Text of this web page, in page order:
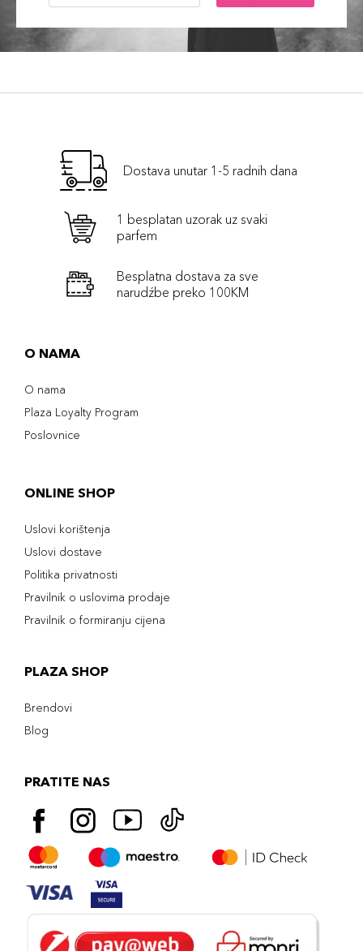
Dostava unutar 1-5 radnih dana
1 besplatan uzorak uz svaki
parfem
Besplatna dostava za sve
narudźbe preko 100KM
O NAMA
O nama
Plaza Loyalty Program
Poslovnice
ONLINE SHOP
Uslovi korištenja
Uslovi dostave
Politika privatnosti
Pravilnik o uslovima prodaje
Pravilnik o formiranju cijena
PLAZA SHOP
Brendovi
Blog
PRATITE NAS